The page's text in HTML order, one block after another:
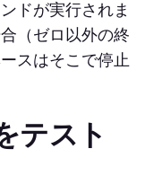
ドが実行されま
（ゼロ以外の終
スはそこで停止
テスト